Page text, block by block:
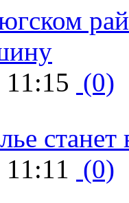
(0)
(0)